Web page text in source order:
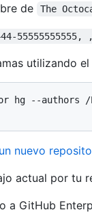
de The
utilizando
authors /
nuevo
actual por tu
a GitHub